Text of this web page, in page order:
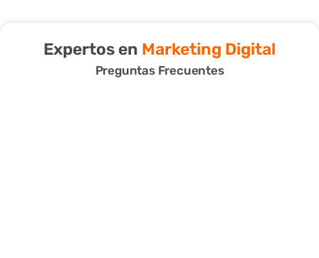
Expertos en Marketing Digital
Preguntas Frecuentes